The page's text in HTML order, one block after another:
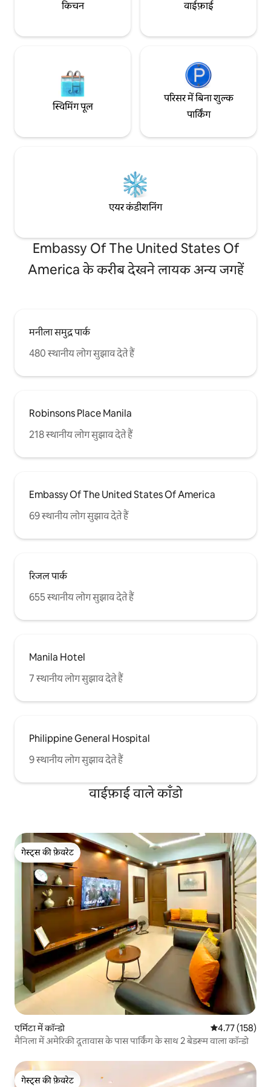
किचन वाईफ़ाई
स्विमिंग पूल
परिसर में बिना शुल्क
पार्किंग
एयर कंडीशनिंग
Embassy Of The United States Of
America के करीब देखने लायक अन्य जगहें
मनीला समुद्र पार्क
480 स्थानीय लोग सुझाव देते हैं
Robinsons Place Manila
218 स्थानीय लोग सुझाव देते हैं
Embassy Of The United States Of America
69 स्थानीय लोग सुझाव देते हैं
रिजल पार्क
655 स्थानीय लोग सुझाव देते हैं
Manila Hotel
7 स्थानीय लोग सुझाव देते हैं
Philippine General Hospital
9 स्थानीय लोग सुझाव देते हैं
वाईफ़ाई वाले काँडो
गेस्ट्स की फ़ेवरेट
गेस्ट्स की फ़ेवरेट
एर्मिटा में कॉन्डो औसत रेटिंग 5 में से
4.77 (158)
मैनिला में अमेरिकी दूतावास के पास पार्किंग के साथ 2 बेडरूम वाला कॉन्डो
गेस्ट्स की फ़ेवरेट